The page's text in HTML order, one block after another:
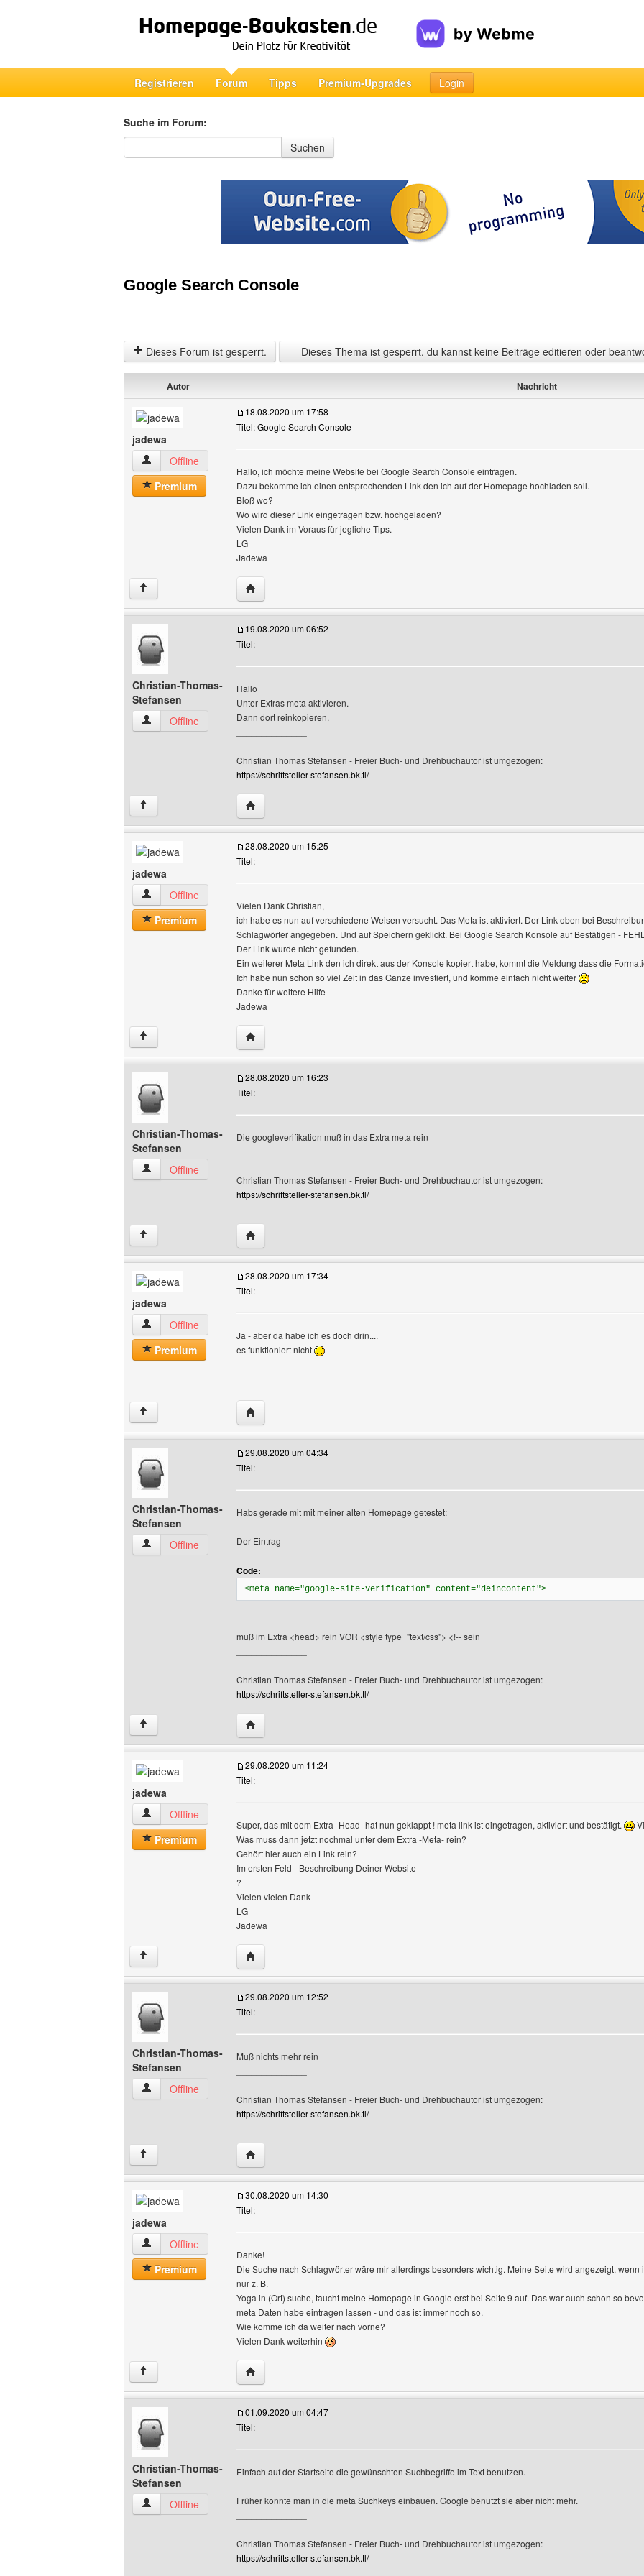
Registrieren Forum Tipps Premium-Upgrades Login
Suche im Forum:
Suche im Forum
Suchen
Google Search Console
Dieses Forum ist gesperrt. Dieses Thema ist gesperrt, du kannst keine Beiträge editieren oder
Autor Nachricht
jadewa
jadewa Benutzer-Profile anzeigen
Offline
Premium
18.08.2020 um 17:58
Titel: Google Search Console
Hallo, ich möchte meine Website bei Google Search Console eintragen.
Dazu bekomme ich einen entsprechenden Link den ich auf der Homepage hochladen soll.
Bloß wo?
Wo wird dieser Link eingetragen bzw. hochgeladen?
Vielen Dank im Voraus für jegliche Tips.
LG
Jadewa
↑ Website dieses Benutzers besuchen: jadewa
Christian-Thomas-
Stefansen
Christian-Thomas-Stefansen Benutzer-Profile anzeigen
Offline
19.08.2020 um 06:52
Titel:
Hallo
Unter Extras meta aktivieren.
Dann dort reinkopieren.
Christian Thomas Stefansen - Freier Buch- und Drehbuchautor ist umgezogen:
https://schriftsteller-stefansen.bk.tl/
↑ Website dieses Benutzers besuchen: Christian-Thomas-Stefansen
jadewa
jadewa Benutzer-Profile anzeigen
Offline
Premium
28.08.2020 um 15:25
Titel:
Vielen Dank Christian,
ich habe es nun auf verschiedene Weisen versucht. Das Meta ist aktiviert. Der Link oben bei
Schlagwörter angegeben. Und auf Speichern geklickt. Bei Google Search Konsole auf Bestätigen -
Der Link wurde nicht gefunden.
Ein weiterer Meta Link den ich direkt aus der Konsole kopiert habe, kommt die Meldung dass die
Ich habe nun schon so viel Zeit in das Ganze investiert, und komme einfach nicht weiter
Danke für weitere Hilfe
Jadewa
↑ Website dieses Benutzers besuchen: jadewa
Christian-Thomas-
Stefansen
Christian-Thomas-Stefansen Benutzer-Profile anzeigen
Offline
28.08.2020 um 16:23
Titel:
Die googleverifikation muß in das Extra meta rein
Christian Thomas Stefansen - Freier Buch- und Drehbuchautor ist umgezogen:
https://schriftsteller-stefansen.bk.tl/
↑ Website dieses Benutzers besuchen: Christian-Thomas-Stefansen
jadewa
jadewa Benutzer-Profile anzeigen
Offline
Premium
28.08.2020 um 17:34
Titel:
Ja - aber da habe ich es doch drin....
es funktioniert nicht
↑ Website dieses Benutzers besuchen: jadewa
Christian-Thomas-
Stefansen
Christian-Thomas-Stefansen Benutzer-Profile anzeigen
Offline
29.08.2020 um 04:34
Titel:
Habs gerade mit mit meiner alten Homepage getestet:
Der Eintrag
Code:
<meta name="google-site-verification" content="deincontent">
muß im Extra <head> rein VOR <style type="text/css"> <!-- sein
Christian Thomas Stefansen - Freier Buch- und Drehbuchautor ist umgezogen:
https://schriftsteller-stefansen.bk.tl/
↑ Website dieses Benutzers besuchen: Christian-Thomas-Stefansen
jadewa
jadewa Benutzer-Profile anzeigen
Offline
Premium
29.08.2020 um 11:24
Titel:
Super, das mit dem Extra -Head- hat nun geklappt ! meta link ist eingetragen, aktiviert und bestätigt.
Was muss dann jetzt nochmal unter dem Extra -Meta- rein?
Gehört hier auch ein Link rein?
Im ersten Feld - Beschreibung Deiner Website -
?
Vielen vielen Dank
LG
Jadewa
↑ Website dieses Benutzers besuchen: jadewa
Christian-Thomas-
Stefansen
Christian-Thomas-Stefansen Benutzer-Profile anzeigen
Offline
29.08.2020 um 12:52
Titel:
Muß nichts mehr rein
Christian Thomas Stefansen - Freier Buch- und Drehbuchautor ist umgezogen:
https://schriftsteller-stefansen.bk.tl/
↑ Website dieses Benutzers besuchen: Christian-Thomas-Stefansen
jadewa
jadewa Benutzer-Profile anzeigen
Offline
Premium
30.08.2020 um 14:30
Titel:
Danke!
Die Suche nach Schlagwörter wäre mir allerdings besonders wichtig. Meine Seite wird angezeigt,
nur z. B.
Yoga in (Ort) suche, taucht meine Homepage in Google erst bei Seite 9 auf. Das war auch schon so
meta Daten habe eintragen lassen - und das ist immer noch so.
Wie komme ich da weiter nach vorne?
Vielen Dank weiterhin
↑ Website dieses Benutzers besuchen: jadewa
Christian-Thomas-
Stefansen
Christian-Thomas-Stefansen Benutzer-Profile anzeigen
Offline
01.09.2020 um 04:47
Titel:
Einfach auf der Startseite die gewünschten Suchbegriffe im Text benutzen.
Früher konnte man in die meta Suchkeys einbauen. Google benutzt sie aber nicht mehr.
Christian Thomas Stefansen - Freier Buch- und Drehbuchautor ist umgezogen:
https://schriftsteller-stefansen.bk.tl/